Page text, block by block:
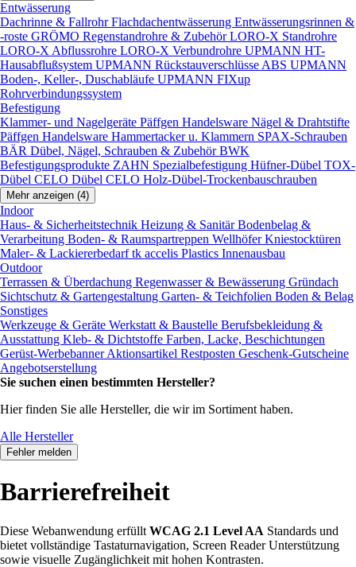
Entwässerung
Dachrinne & FallrohrFlachdachentwässerung Entwässerungsrinnen &
-roste GRÖMO Regenstandrohre & ZubehörLORO-X Standrohre
LORO-X Abflussrohre LORO-X Verbundrohre UPMANN HT-
Hausabflußsystem UPMANN Rückstauverschlüsse ABS UPMANN
Boden-, Keller-, Duschabläufe UPMANN FIXup
Rohrverbindungssystem
Befestigung
Klammer- und Nagelgeräte Päffgen Handelsware Nägel & Drahtstifte
Päffgen Handelsware Hammertacker u. Klammern SPAX-Schrauben
BÄR Dübel, Nägel, Schrauben & ZubehörBWK
Befestigungsprodukte ZAHN Spezialbefestigung Hüfner-Dübel TOX-
Dübel CELO Dübel CELO Holz-Dübel-Trockenbauschrauben
Mehr anzeigen (4)
Indoor
Haus- & Sicherheitstechnik Heizung & SanitärBodenbelag &
Verarbeitung Boden- & Raumspartreppen Wellhöfer Kniestocktüren
Maler- & Lackiererbedarftk accelis Plastics Innenausbau
Outdoor
Terrassen & Überdachung Regenwasser & Bewässerung Gründach
Sichtschutz & Gartengestaltung Garten- & Teichfolien Boden & Belag
Sonstiges
Werkzeuge & Geräte Werkstatt & Baustelle Berufsbekleidung &
Ausstattung Kleb- & Dichtstoffe Farben, Lacke, Beschichtungen
Gerüst-WerbebannerAktionsartikel Restposten Geschenk-Gutscheine
Angebotserstellung
Sie suchen einen bestimmten Hersteller?
Hier finden Sie alle Hersteller, die wir im Sortiment haben.
Alle Hersteller
Fehler melden
Barrierefreiheit
Diese Webanwendung erfüllt WCAG 2.1 Level AA Standards und
bietet vollständige Tastaturnavigation, Screen Reader Unterstützung
sowie visuelle Zugänglichkeit mit hohen Kontrasten.